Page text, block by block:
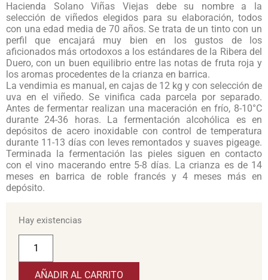
Hacienda Solano Viñas Viejas debe su nombre a la
selección de viñedos elegidos para su elaboración, todos
con una edad media de 70 años. Se trata de un tinto con un
perfil que encajará muy bien en los gustos de los
aficionados más ortodoxos a los estándares de la Ribera del
Duero, con un buen equilibrio entre las notas de fruta roja y
los aromas procedentes de la crianza en barrica.
La vendimia es manual, en cajas de 12 kg y con selección de
uva en el viñedo. Se vinifica cada parcela por separado.
Antes de fermentar realizan una maceración en frío, 8-10°C
durante 24-36 horas. La fermentación alcohólica es en
depósitos de acero inoxidable con control de temperatura
durante 11-13 días con leves remontados y suaves pigeage.
Terminada la fermentación las pieles siguen en contacto
con el vino macerando entre 5-8 días. La crianza es de 14
meses en barrica de roble francés y 4 meses más en
depósito.
Hay existencias
AÑADIR AL CARRITO